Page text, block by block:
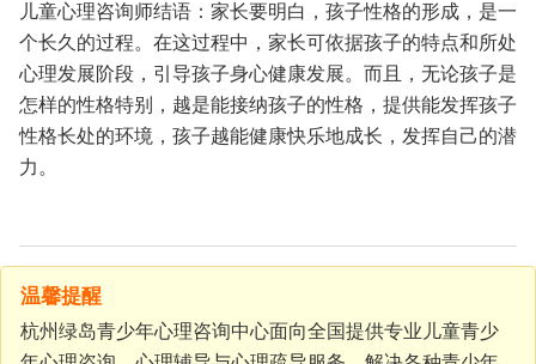
儿童心理咨询师结语：家长要明白，孩子性格的形成，是一
个长久的过程。在这过程中，家长可依据孩子的特点和所处
心理发展阶段，引导孩子身心健康发展。而且，无论孩子是
怎样的性格特别，越是能接纳孩子的性格，提供能发挥孩子
性格长处的环境，孩子越能健康快乐地成长，发挥自己的潜
力。
温馨提醒
杭州绿岛青少年心理咨询中心面向全国提供专业儿童青少